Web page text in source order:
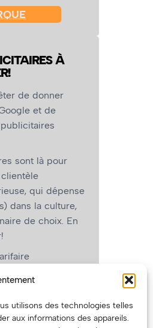
utilisons des technologies telles
aux informations des appareils.
À
de donner
et de
sont là pour
qui dépense
dans la culture,
de choix. En